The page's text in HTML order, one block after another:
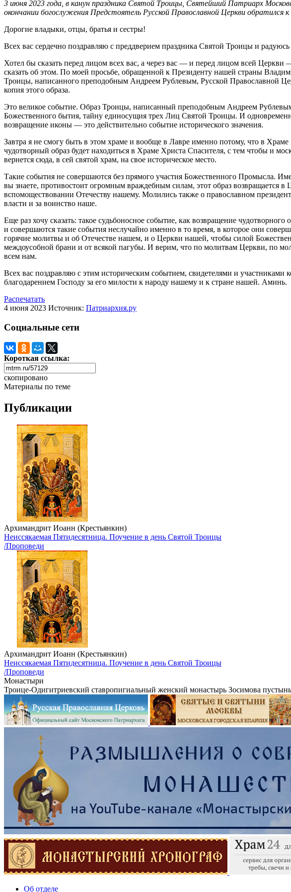
3 июня 2023 года, в канун праздника Святой Троицы, Святейший Патриарх
окончании богослужения Предстоятель Русской Православной Церкви обратился
Дорогие владыки, отцы, братья и сестры!
Всех вас сердечно поздравляю с преддверием праздника Святой Троицы и
Хотел бы сказать перед лицом всех вас, а через вас — и перед лицом всей
сказать об этом. По моей просьбе, обращенной к Президенту нашей страны
Троицы, написанного преподобным Андреем Рублевым, Русской Православной
копия этого образа.
Это великое событие. Образ Троицы, написанный преподобным Андреем
Божественного бытия, тайну единосущия трех Лиц Святой Троицы. И
возвращение иконы — это действительно событие исторического значения.
Завтра я не смогу быть в этом храме и вообще в Лавре именно потому, что в
чудотворный образ будет находиться в Храме Христа Спасителя, с тем чтобы и
вернется сюда, в сей святой храм, на свое историческое место.
Такие события не совершаются без прямого участия Божественного Промысла.
вы знаете, противостоит огромным враждебным силам, этот образ возвращается
вспомоществовании Отечеству нашему. Молились также о православном
власти и за воинство наше.
Еще раз хочу сказать: такое судьбоносное событие, как возвращение
и совершаются такие события неслучайно именно в то время, в которое они
горячие молитвы и об Отечестве нашем, и о Церкви нашей, чтобы силой
междоусобной брани и от всякой пагубы. И верим, что по молитвам Церкви, по
всем нам.
Всех вас поздравляю с этим историческим событием, свидетелями и
благодарением Господу за его милости к народу нашему и к стране нашей. Аминь.
Распечатать
4 июня 2023 Источник: Патриархия.ру
Социальные сети
Короткая ссылка:
скопировано
Материалы по теме
Публикации
Архимандрит Иоанн (Крестьянкин)
Неиссякаемая Пятидесятница. Поучение в день Святой Троицы
/Проповеди
Архимандрит Иоанн (Крестьянкин)
Неиссякаемая Пятидесятница. Поучение в день Святой Троицы
/Проповеди
Монастыри
Троице-Одигитриевский ставропигиальный женский монастырь Зосимова пустынь
Об отделе